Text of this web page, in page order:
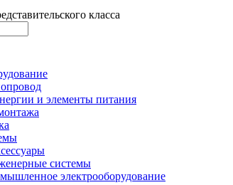
класса
и элементы питания
системы
электрооборудование